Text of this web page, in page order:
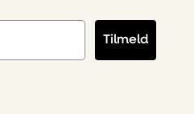
Tilmeld